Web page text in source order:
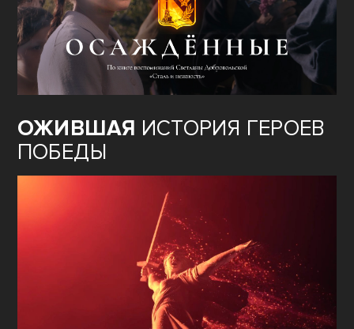
ОЖИВШАЯ ИСТОРИЯ ГЕРОЕВ
ПОБЕДЫ